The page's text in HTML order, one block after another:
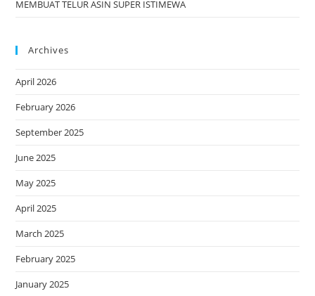
MEMBUAT TELUR ASIN SUPER ISTIMEWA
Archives
April 2026
February 2026
September 2025
June 2025
May 2025
April 2025
March 2025
February 2025
January 2025